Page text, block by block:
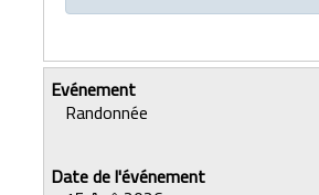
Randonnée